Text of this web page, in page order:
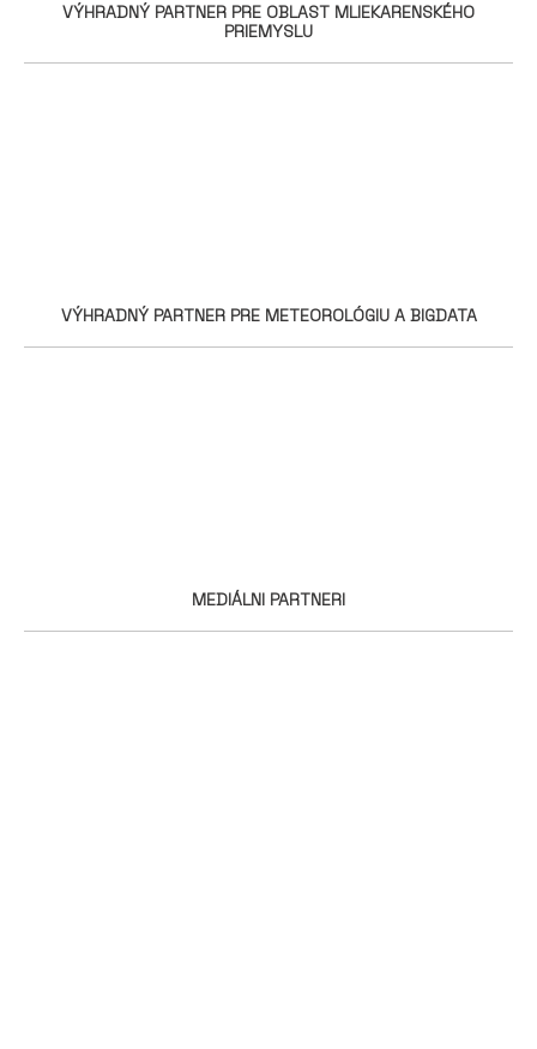
VÝHRADNÝ PARTNER PRE OBLAST MLIEKARENSKÉHO
PRIEMYSLU
VÝHRADNÝ PARTNER PRE METEOROLÓGIU A BIGDATA
MEDIÁLNI PARTNERI